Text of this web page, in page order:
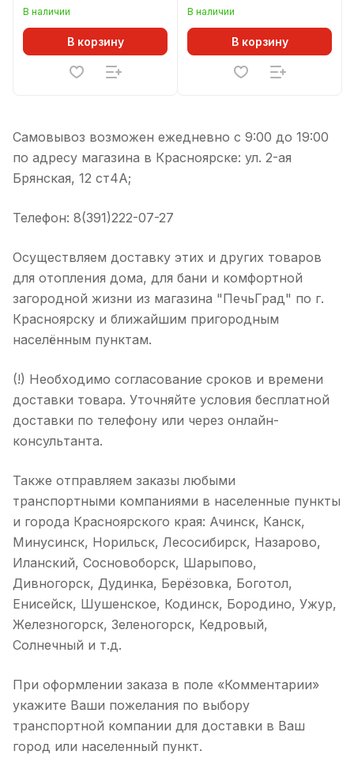
В наличии
В корзину
В наличии
В корзину
Самовывоз возможен ежедневно с 9:00 до 19:00
по адресу магазина в Красноярске: ул. 2-ая
Брянская, 12 ст4А;
Телефон: 8(391)222-07-27
Осуществляем доставку этих и других товаров
для отопления дома, для бани и комфортной
загородной жизни из магазина "ПечьГрад" по г.
Красноярску и ближайшим пригородным
населённым пунктам.
(!) Необходимо согласование сроков и времени
доставки товара. Уточняйте условия бесплатной
доставки по телефону или через онлайн-
консультанта.
Также отправляем заказы любыми
транспортными компаниями в населенные пункты
и города Красноярского края: Ачинск, Канск,
Минусинск, Норильск, Лесосибирск, Назарово,
Иланский, Сосновоборск, Шарыпово,
Дивногорск, Дудинка, Берёзовка, Боготол,
Енисейск, Шушенское, Кодинск, Бородино, Ужур,
Железногорск, Зеленогорск, Кедровый,
Солнечный и т.д.
При оформлении заказа в поле «Комментарии»
укажите Ваши пожелания по выбору
транспортной компании для доставки в Ваш
город или населенный пункт.